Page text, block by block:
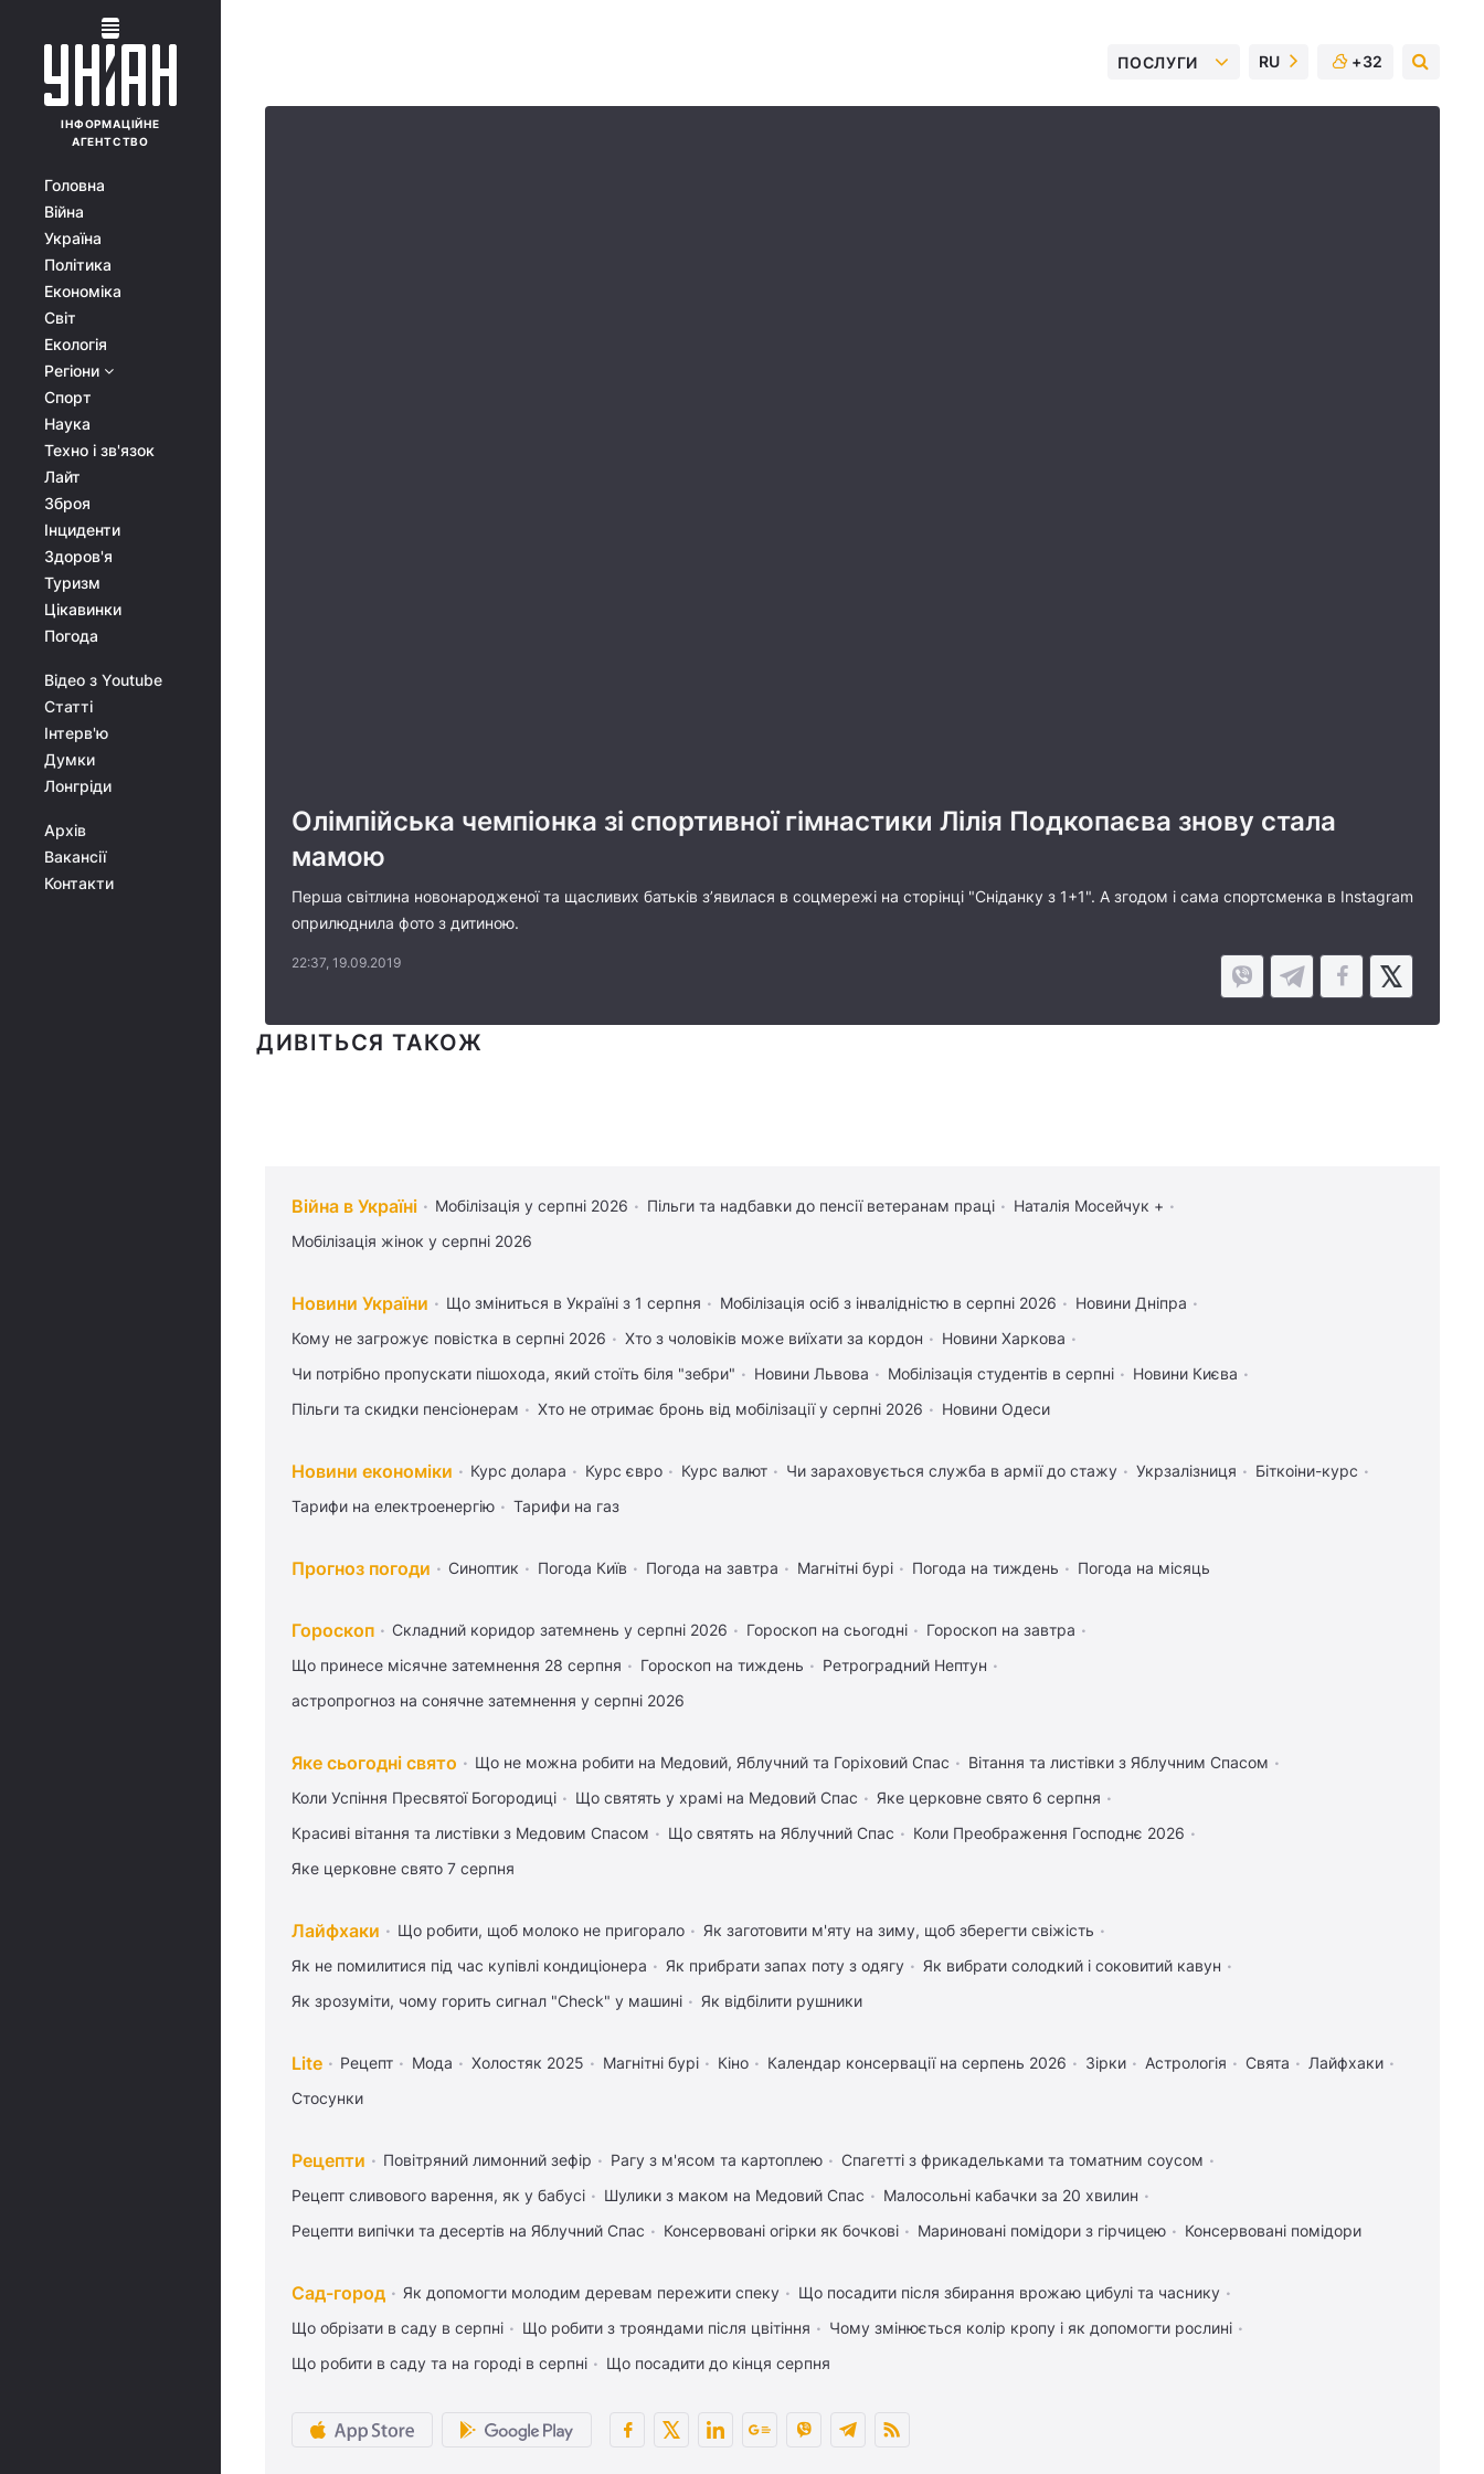
ІНФОРМАЦІЙНЕ
АГЕНТСТВО
Головна
Війна
Україна
Політика
Економіка
Світ
Екологія
Регіони
Спорт
Наука
Техно і зв'язок
Лайт
Зброя
Інциденти
Здоров'я
Туризм
Цікавинки
Погода
Відео з Youtube
Статті
Інтерв'ю
Думки
Лонгріди
Архів
Вакансії
Контакти
ПОСЛУГИ RU +32
Олімпійська чемпіонка зі спортивної гімнастики Лілія Подкопаєва знову стала
мамою
Перша світлина новонародженої та щасливих батьків з’явилася в соцмережі на сторінці "Сніданку з 1+1". А згодом і сама спортсменка в Instagram
оприлюднила фото з дитиною.
22:37, 19.09.2019
ДИВІТЬСЯ ТАКОЖ
Війна в Україні Мобілізація у серпні 2026 Пільги та надбавки до пенсії ветеранам праці
Наталія Мосейчук +
Мобілізація жінок у серпні 2026
Новини України Що зміниться в Україні з 1 серпня Мобілізація осіб з інвалідністю в серпні 2026
Новини Дніпра
Кому не загрожує повістка в серпні 2026
Хто з чоловіків може виїхати за кордон
Новини Харкова
Чи потрібно пропускати пішохода, який стоїть біля "зебри"
Новини Львова Мобілізація студентів в серпні
Новини Києва
Пільги та скидки пенсіонерам
Хто не отримає бронь від мобілізації у серпні 2026 Новини Одеси
Новини економіки Курс долара Курс євро Курс валют Чи зараховується служба в армії до стажу Укрзалізниця
Біткоіни-курс
Тарифи на електроенергію
Тарифи на газ
Прогноз погоди Синоптик Погода Київ Погода на завтра Магнітні бурі Погода на тиждень Погода на місяць
Гороскоп Складний коридор затемнень у серпні 2026 Гороскоп на сьогодні
Гороскоп на завтра
Що принесе місячне затемнення 28 серпня
Гороскоп на тиждень
Ретроградний Нептун
астропрогноз на сонячне затемнення у серпні 2026
Яке сьогодні свято Що не можна робити на Медовий, Яблучний та Горіховий Спас
Вітання та листівки з Яблучним Спасом
Коли Успіння Пресвятої Богородиці
Що святять у храмі на Медовий Спас
Яке церковне свято 6 серпня
Красиві вітання та листівки з Медовим Спасом
Що святять на Яблучний Спас
Коли Преображення Господнє 2026
Яке церковне свято 7 серпня
Лайфхаки Що робити, щоб молоко не пригорало
Як заготовити м'яту на зиму, щоб зберегти свіжість
Як не помилитися під час купівлі кондиціонера
Як прибрати запах поту з одягу
Як вибрати солодкий і соковитий кавун
Як зрозуміти, чому горить сигнал "Check" у машині
Як відбілити рушники
Lite Рецепт Мода Холостяк 2025 Магнітні бурі Кіно Календар консервації на серпень 2026 Зірки Астрологія Свята
Лайфхаки
Стосунки
Рецепти Повітряний лимонний зефір Рагу з м'ясом та картоплею
Спагетті з фрикадельками та томатним соусом
Рецепт сливового варення, як у бабусі
Шулики з маком на Медовий Спас
Малосольні кабачки за 20 хвилин
Рецепти випічки та десертів на Яблучний Спас
Консервовані огірки як бочкові Мариновані помідори з гірчицею Консервовані помідори
Сад-город Як допомогти молодим деревам пережити спеку
Що посадити після збирання врожаю цибулі та часнику
Що обрізати в саду в серпні
Що робити з трояндами після цвітіння
Чому змінюється колір кропу і як допомогти рослині
Що робити в саду та на городі в серпні
Що посадити до кінця серпня